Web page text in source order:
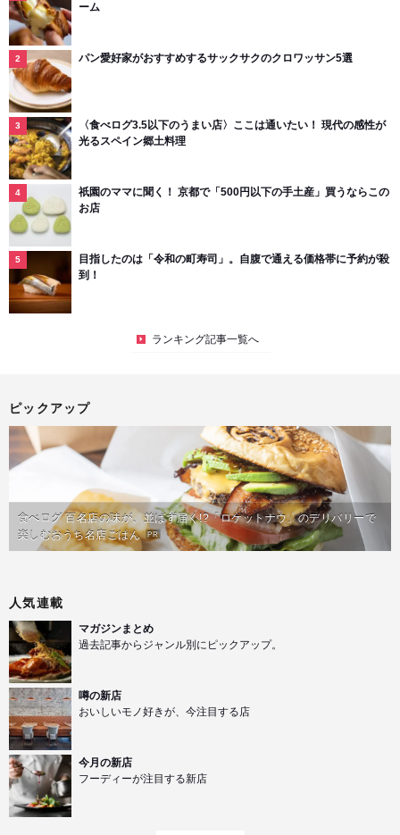
ーム
パン愛好家がおすすめするサックサクのクロワッサン5選
〈食べログ3.5以下のうまい店〉ここは通いたい！ 現代の感性が
光るスペイン郷土料理
祇園のママに聞く！ 京都で「500円以下の手土産」買うならこの
お店
目指したのは「令和の町寿司」。自腹で通える価格帯に予約が殺
到！
ランキング記事一覧へ
ピックアップ
食べログ 百名店の味が、並ばず届く!?「ロケットナウ」のデリバリーで
楽しむおうち名店ごはん PR
人気連載
マガジンまとめ
過去記事からジャンル別にピックアップ。
噂の新店
おいしいモノ好きが、今注目する店
今月の新店
フーディーが注目する新店